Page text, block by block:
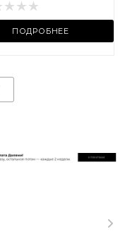
ПОДРОБНЕЕ